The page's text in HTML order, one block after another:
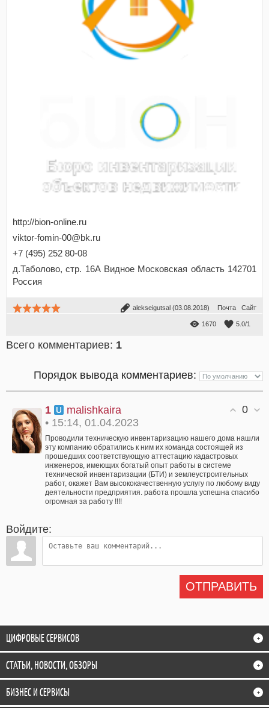
http://bion-online.ru
viktor-fomin-00@bk.ru
+7 (495) 252 80-08
д.Таболово, стр. 16А Видное Московская область 142701
Россия
alekseigutsal (03.08.2018) Почта Сайт
1670 5.0/1
Всего комментариев: 1
Порядок вывода комментариев:
0
1
malishkaira
• 15:14, 01.04.2023
Проводили техническую инвентаризацию нашего дома нашли
эту компанию обратились к ним их команда состоящей из
прошедших соответствующую аттестацию кадастровых
инженеров, имеющих богатый опыт работы в системе
технической инвентаризации (БТИ) и землеустроительных
работ, окажет Вам высококачественную услугу по любому виду
деятельности предприятия. работа прошла успешна спасибо
огромная за работу !!!!
Войдите:
ОТПРАВИТЬ
ЦИФРОВЫЕ СЕРВИСОВ +
СТАТЬИ, НОВОСТИ, ОБЗОРЫ +
БИЗНЕС И СЕРВИСЫ +